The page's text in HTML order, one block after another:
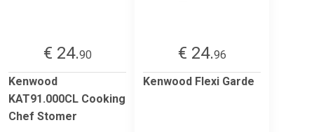
€ 24.90
Kenwood
KAT91.000CL Cooking
Chef Stomer
€ 24.96
Kenwood Flexi Garde